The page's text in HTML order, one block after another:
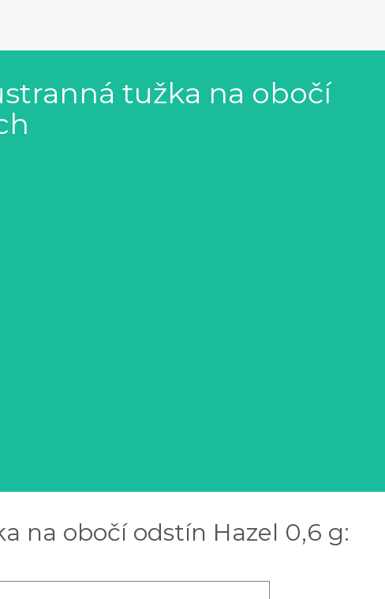
tužka na obočí
na obočí odstín Hazel 0,6 g: